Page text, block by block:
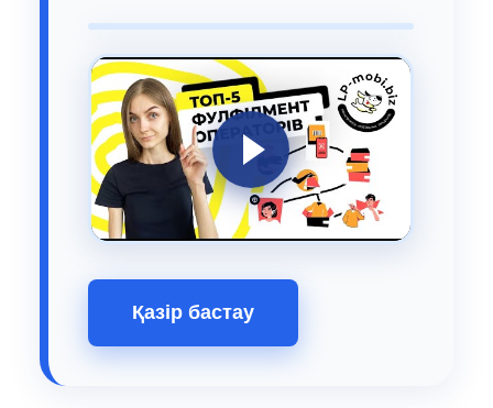
Қазір бастау